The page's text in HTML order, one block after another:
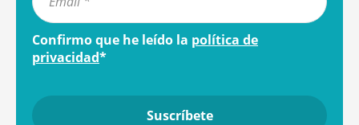
Confirmo que he leído la política de
privacidad*